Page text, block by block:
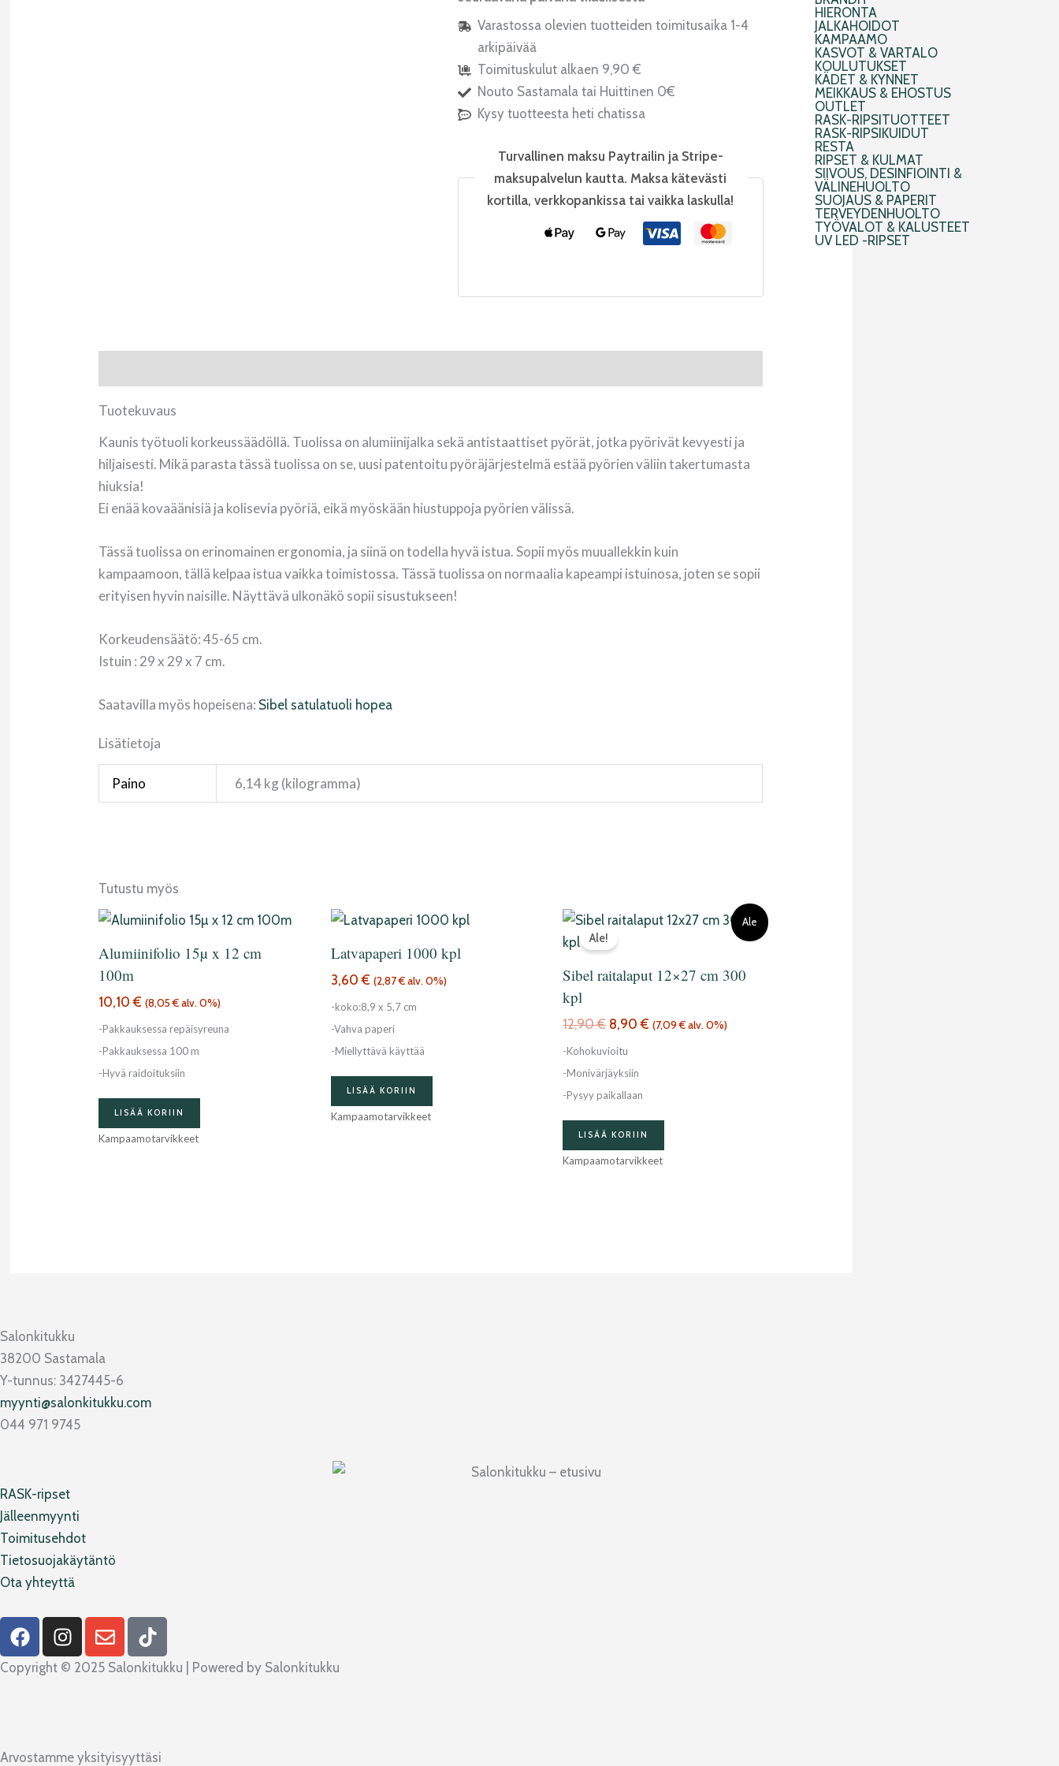
Varastossa olevien tuotteiden toimitusaika 1-4
arkipäivää
Toimituskulut alkaen 9,90 €
Nouto Sastamala tai Huittinen 0€
Kysy tuotteesta heti chatissa
Turvallinen maksu Paytrailin ja Stripe-
maksupalvelun kautta. Maksa kätevästi
kortilla, verkkopankissa tai vaikka laskulla!
Tuotekuvaus
Kaunis työtuoli korkeussäädöllä. Tuolissa on alumiinijalka sekä antistaattiset pyörät, jotka pyörivät kevyesti ja
hiljaisesti. Mikä parasta tässä tuolissa on se, uusi patentoitu pyöräjärjestelmä estää pyörien väliin takertumasta
hiuksia!
Ei enää kovaäänisiä ja kolisevia pyöriä, eikä myöskään hiustuppoja pyörien välissä.
Tässä tuolissa on erinomainen ergonomia, ja siinä on todella hyvä istua. Sopii myös muuallekkin kuin
kampaamoon, tällä kelpaa istua vaikka toimistossa. Tässä tuolissa on normaalia kapeampi istuinosa, joten se sopii
erityisen hyvin naisille. Näyttävä ulkonäkö sopii sisustukseen!
Korkeudensäätö: 45-65 cm.
Istuin : 29 x 29 x 7 cm.
Saatavilla myös hopeisena: Sibel satulatuoli hopea
Lisätietoja
Paino 6,14 kg (kilogramma)
Tutustu myös
Alumiinifolio 15µ x 12 cm
100m
10,10€ (8,05€alv. 0%)
-Pakkauksessa repäisyreuna
-Pakkauksessa 100 m
-Hyvä raidoituksiin
LISÄÄ KORIIN
Kampaamotarvikkeet
Latvapaperi 1000 kpl
3,60€ (2,87€alv. 0%)
-koko:8,9 x 5,7 cm
-Vahva paperi
-Miellyttävä käyttää
LISÄÄ KORIIN
Kampaamotarvikkeet
Ale
Ale!
Sibel raitalaput 12×27 cm 300
kpl
12,90€
Alkuperäinen
oli:
12,90 €.
8,90€
Nykyinen
8,90 €.
(7,09€alv. 0%)
-Kohokuvioitu
-Monivärjäyksiin
-Pysyy paikallaan
LISÄÄ KORIIN
Kampaamotarvikkeet
HIERONTA
JALKAHOIDOT
KAMPAAMO
KASVOT & VARTALO
KOULUTUKSET
KÄDET & KYNNET
MEIKKAUS & EHOSTUS
OUTLET
RASK-RIPSITUOTTEET
RASK-RIPSIKUIDUT
RESTA
RIPSET & KULMAT
SIIVOUS, DESINFIOINTI &
VÄLINEHUOLTO
SUOJAUS & PAPERIT
TERVEYDENHUOLTO
TYÖVALOT & KALUSTEET
UV LED -RIPSET
Salonkitukku
38200 Sastamala
Y-tunnus: 3427445-6
myynti@salonkitukku.com
044 971 9745
RASK-ripset
Jälleenmyynti
Toimitusehdot
Tietosuojakäytäntö
Ota yhteyttä
F
a
c
I
n
s
E
n
v
T
i
k
Copyright © 2025 Salonkitukku | Powered by Salonkitukku
Arvostamme yksityisyyttäsi